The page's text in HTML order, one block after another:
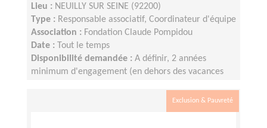
Lieu : NEUILLY SUR SEINE (92200)
Type : Responsable associatif, Coordinateur d'équipe
Association : Fondation Claude Pompidou
Date :
Tout le temps
Disponibilité demandée : A définir, 2 années
minimum d'engagement (en dehors des vacances
Exclusion & Pauvreté